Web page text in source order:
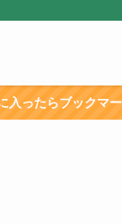
クマークか「電車